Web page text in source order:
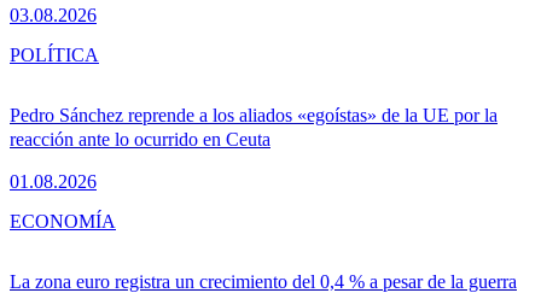
03.08.2026
Pedro Sánchez reprende a los aliados «egoístas» de la UE por la
reacción ante lo ocurrido en Ceuta
01.08.2026
POLÍTICA
La zona euro registra un crecimiento del 0,4 % a pesar de la guerra
ECONOMÍA